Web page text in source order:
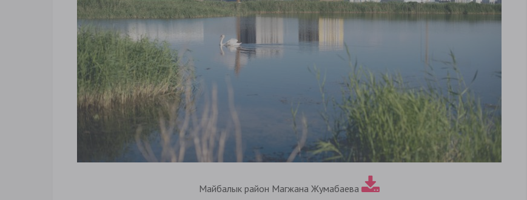
Майбалык район Магжана Жумабаева